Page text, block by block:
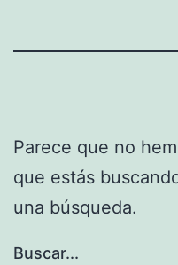
Parece que no
que estás
una búsqueda.
Buscar...